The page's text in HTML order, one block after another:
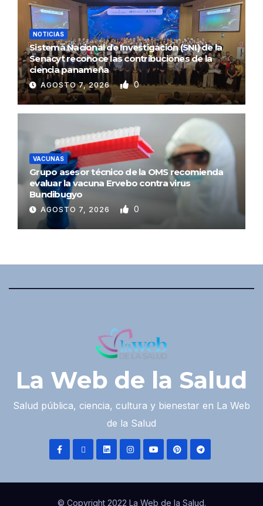
NOTICIAS
Sistema Nacional de Investigación (SNI) de la
Senacyt reconoce las contribuciones de la
ciencia panameña
AGOSTO 7, 2026 0
VACUNAS
Grupo asesor técnico de la OMS recomienda
evaluar la vacuna Ervebo contra virus
Bundibugyo
AGOSTO 7, 2026 0
La Web de la Salud
Salud pública, ciencia, cultura y bienestar en La Web
de la Salud
© Copyright 2022 La Web de la Salud.